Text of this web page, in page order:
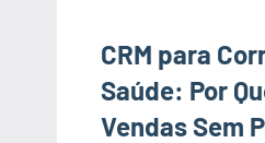
CRM para
Saúde: Por
Vendas Sem